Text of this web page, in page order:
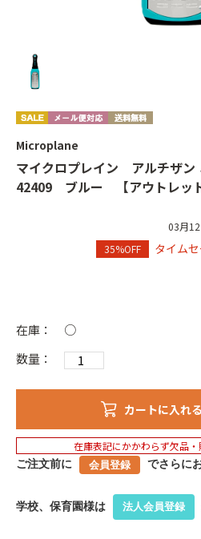
マイクロプレイン アルチザン
42409 ブルー 【アウトレット
Microplane
03月
35%OFF
タイム
在庫：
○
数量：
カートに入れる
在庫表記にかかわらず欠品
ご注文前に 会員登録 でさらに
学校、保育園様は 法人会員登録